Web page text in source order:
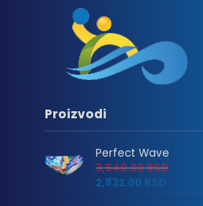
Proizvodi
Perfect Wave
3,540.00RSD
2,832.00 RSD